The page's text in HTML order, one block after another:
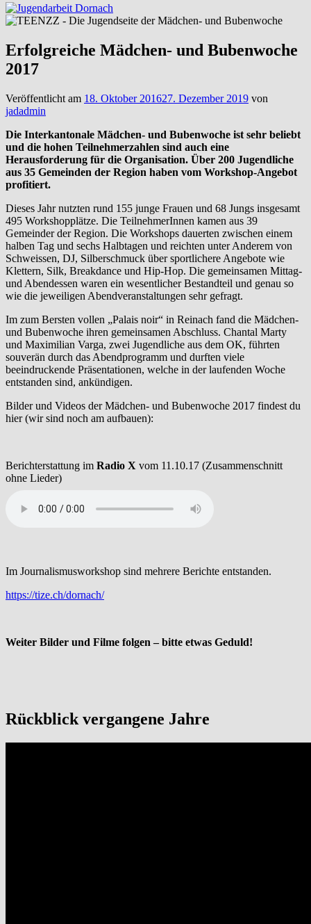
Erfolgreiche Mädchen- und Bubenwoche
2017
Veröffentlicht am 18. Oktober 201627. Dezember 2019 von
jadadmin
Die Interkantonale Mädchen- und Bubenwoche ist sehr beliebt
und die hohen Teilnehmerzahlen sind auch eine
Herausforderung für die Organisation. Über 200 Jugendliche
aus 35 Gemeinden der Region haben vom Workshop-Angebot
profitiert.
Dieses Jahr nutzten rund 155 junge Frauen und 68 Jungs insgesamt
495 Workshopplätze. Die TeilnehmerInnen kamen aus 39
Gemeinder der Region. Die Workshops dauerten zwischen einem
halben Tag und sechs Halbtagen und reichten unter Anderem von
Schweissen, DJ, Silberschmuck über sportlichere Angebote wie
Klettern, Silk, Breakdance und Hip-Hop. Die gemeinsamen Mittag-
und Abendessen waren ein wesentlicher Bestandteil und genau so
wie die jeweiligen Abendveranstaltungen sehr gefragt.
Im zum Bersten vollen „Palais noir“ in Reinach fand die Mädchen-
und Bubenwoche ihren gemeinsamen Abschluss. Chantal Marty
und Maximilian Varga, zwei Jugendliche aus dem OK, führten
souverän durch das Abendprogramm und durften viele
beeindruckende Präsentationen, welche in der laufenden Woche
entstanden sind, ankündigen.
Bilder und Videos der Mädchen- und Bubenwoche 2017 findest du
hier (wir sind noch am aufbauen):
Berichterstattung im Radio X vom 11.10.17 (Zusammenschnitt
ohne Lieder)
Im Journalismusworkshop sind mehrere Berichte entstanden.
https://tize.ch/dornach/
Weiter Bilder und Filme folgen – bitte etwas Geduld!
Rückblick vergangene Jahre